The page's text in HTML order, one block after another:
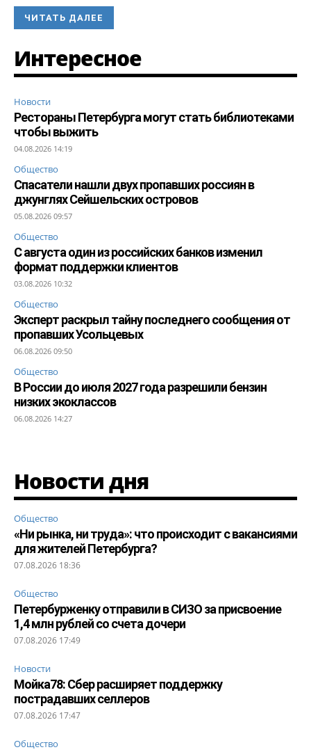
ЧИТАТЬ ДАЛЕЕ
Интересное
Новости
Рестораны Петербурга могут стать библиотеками
чтобы выжить
04.08.2026 14:19
Общество
Спасатели нашли двух пропавших россиян в
джунглях Сейшельских островов
05.08.2026 09:57
Общество
С августа один из российских банков изменил
формат поддержки клиентов
03.08.2026 10:32
Общество
Эксперт раскрыл тайну последнего сообщения от
пропавших Усольцевых
06.08.2026 09:50
Общество
В России до июля 2027 года разрешили бензин
низких экоклассов
06.08.2026 14:27
Новости дня
Общество
«Ни рынка, ни труда»: что происходит с вакансиями
для жителей Петербурга?
07.08.2026 18:36
Общество
Петербурженку отправили в СИЗО за присвоение
1,4 млн рублей со счета дочери
07.08.2026 17:49
Новости
Мойка78: Сбер расширяет поддержку
пострадавших селлеров
07.08.2026 17:47
Общество